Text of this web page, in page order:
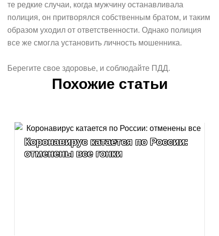
те редкие случаи, когда мужчину останавливала
полиция, он притворялся собственным братом, и таким
образом уходил от ответственности. Однако полиция
все же смогла установить личность мошенника.
Берегите свое здоровье, и соблюдайте ПДД.
Похожие статьи
Коронавирус катается по России:
отменены все гонки